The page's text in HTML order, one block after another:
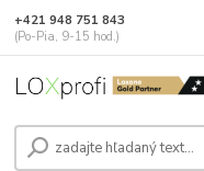
+421 948 751 843
(Po-Pia, 9-15 hod.)